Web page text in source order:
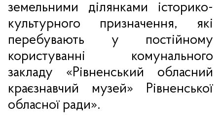
земельними ділянками історико-
культурного призначення, які
перебувають у постійному
користуванні комунального
закладу «Рівненський обласний
краєзнавчий музей» Рівненської
обласної ради».